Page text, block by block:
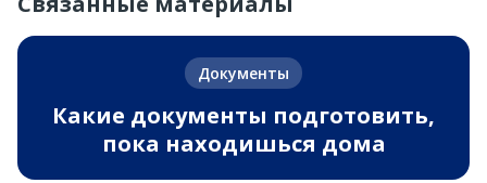
Документы
Какие документы подготовить,
пока находишься дома